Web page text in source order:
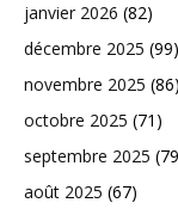
janvier 2026 (82)
décembre 2025 (99)
novembre 2025 (86)
octobre 2025 (71)
septembre 2025
août 2025 (67)